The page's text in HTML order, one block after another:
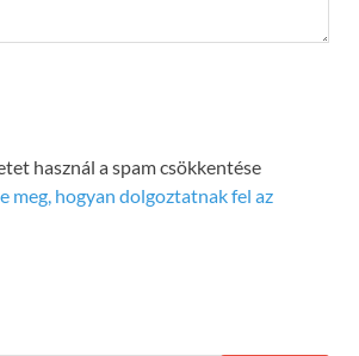
használ a spam csökkentése
meg, hogyan dolgoztatnak fel az